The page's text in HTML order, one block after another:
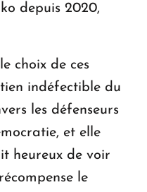
depuis 2020,
choix de ces
indéfectible du
les défenseurs
et elle
heureux de voir
le